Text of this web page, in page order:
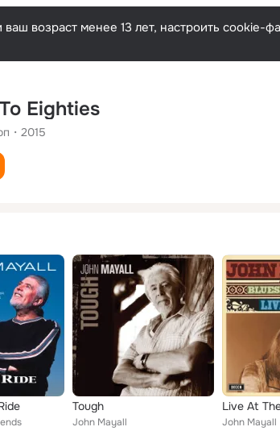
Русский
возраст менее 13 лет, настроить cookie-
Eighties
2015
Tough
John Mayall
Live At
John Mayall